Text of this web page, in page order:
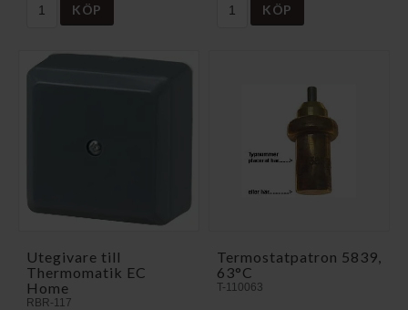
KÖP KÖP
Utegivare till
Thermomatik EC
Home
RBR-117
Termostatpatron 5839,
63°C
T-110063